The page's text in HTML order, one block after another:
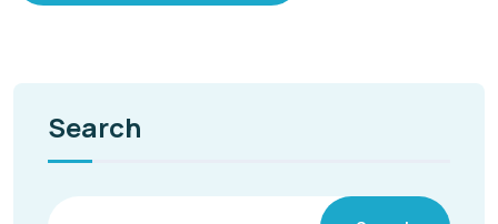
Search